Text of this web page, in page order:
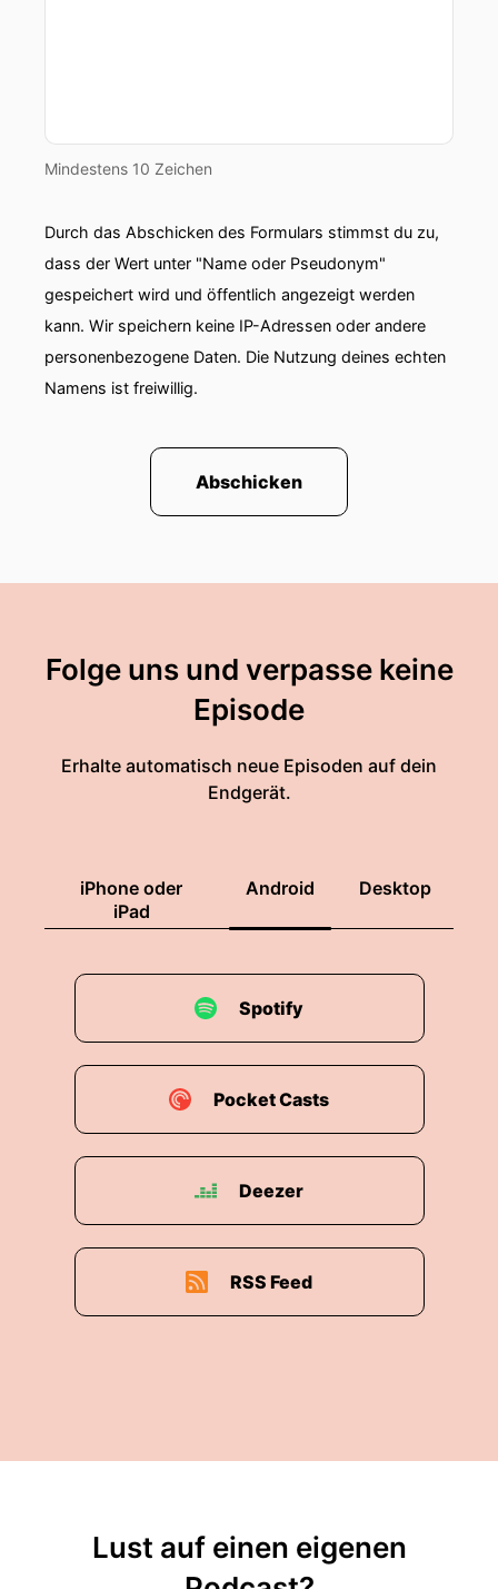
Mindestens 10 Zeichen
Durch das Abschicken des Formulars stimmst du zu,
dass der Wert unter "Name oder Pseudonym"
gespeichert wird und öffentlich angezeigt werden
kann. Wir speichern keine IP-Adressen oder andere
personenbezogene Daten. Die Nutzung deines echten
Namens ist freiwillig.
Abschicken
Folge uns und verpasse keine
Episode
Erhalte automatisch neue Episoden auf dein
Endgerät.
iPhone oder
iPad
Android Desktop
Spotify
Pocket Casts
Deezer
RSS Feed
Lust auf einen eigenen